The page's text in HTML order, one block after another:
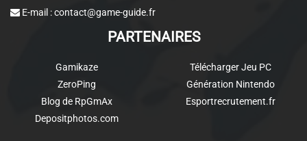
E-mail :contact@game-guide.fr
PARTENAIRES
Gamikaze
ZeroPing
Blog de RpGmAx
Depositphotos.com
Télécharger Jeu PC
Génération Nintendo
Esportrecrutement.fr